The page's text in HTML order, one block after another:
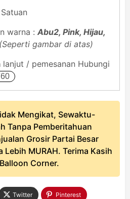
warna : Abu2, Pink, Hijau,
(Seperti gambar di atas)
/ pemesanan Hubungi
Mengikat, Sewaktu-
Tanpa Pemberitahuan
Grosir Partai Besar
Lebih MURAH. Terima Kasih
Corner.
Twitter Pinterest